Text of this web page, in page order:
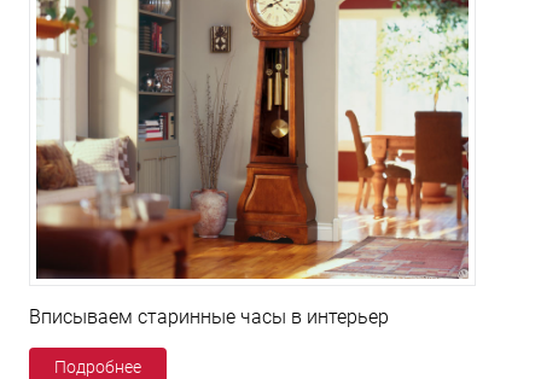
Вписываем старинные часы в интерьер
Подробнее